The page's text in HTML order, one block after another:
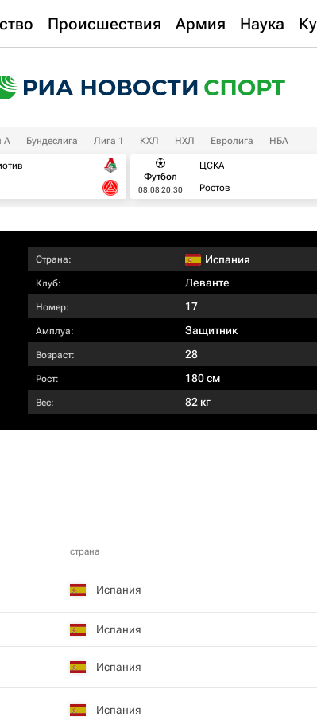
Происшествия Армия Наука
А Бундеслига Лига 1 КХЛ НХЛ Евролига НБА
Футбол
08.08 20:30
ЦСКА
Ростов
Страна: Испания
Клуб: Леванте
Номер: 17
Амплуа: Защитник
Возраст: 28
Рост: 180 см
Вес: 82 кг
страна
Испания
Испания
Испания
Испания